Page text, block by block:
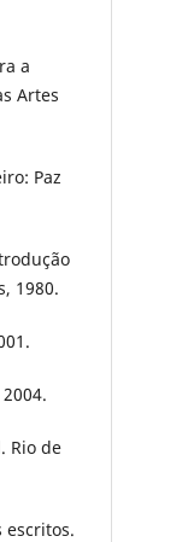
a
Artes
Paz
1980.
Rio de
escritos.